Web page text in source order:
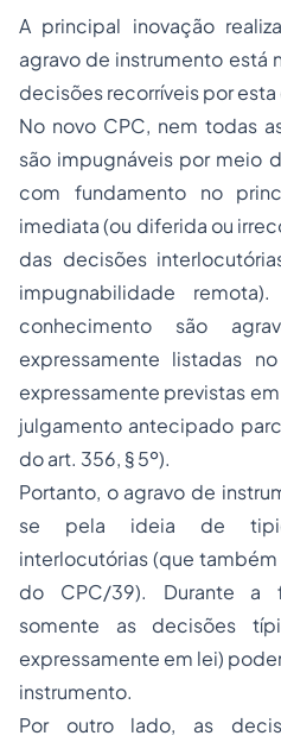
A principal inovação
agravo de instrumento está
decisões recorríveis por
No novo CPC, nem todas
são impugnáveis por meio
com fundamento no
imediata (ou diferida ou
das decisões
impugnabilidade
conhecimento são
expressamente listadas
expressamente previstas
julgamento antecipado
do art. 356, § 5º).
Portanto, o agravo de
se pela ideia de
interlocutórias (que
do CPC/39). Durante a
somente as decisões
expressamente em lei)
instrumento.
Por outro lado, as